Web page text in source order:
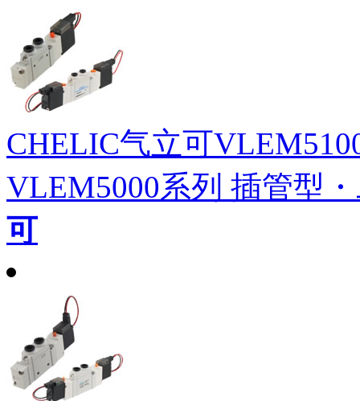
CHELIC气立可
VLEM5000系列 插管型
可